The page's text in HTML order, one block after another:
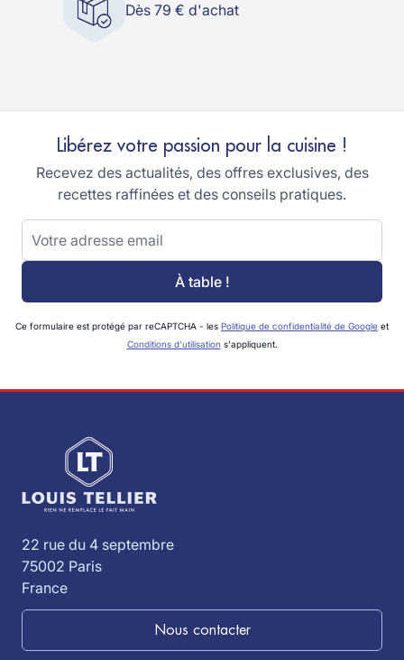
Dès 79 € d'achat
Libérez votre passion pour la cuisine !
Recevez des actualités, des offres exclusives, des
recettes raffinées et des conseils pratiques.
À table !
Ce formulaire est protégé par reCAPTCHA - les Politique de confidentialité de Google et
Conditions d'utilisation s'appliquent.
22 rue du 4 septembre
75002 Paris
France
Nous contacter